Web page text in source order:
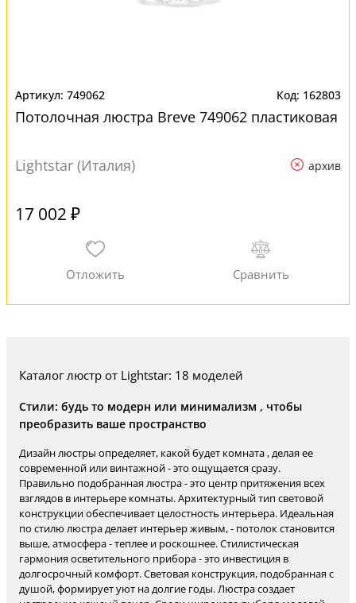
749062 162803
Потолочная люстра Breve 749062 пластиковая
Lightstar (Италия) архив
17 002 ₽
Каталог люстр от Lightstar: 18 моделей
Стили: будь то модерн или минимализм , чтобы
преобразить ваше пространство
Дизайн люстры определяет, какой будет комната , делая ее
современной или винтажной - это ощущается сразу.
Правильно подобранная люстра - это центр притяжения всех
взглядов в интерьере комнаты. Архитектурный тип световой
конструкции обеспечивает целостность интерьера. Идеальная
по стилю люстра делает интерьер живым, - потолок становится
выше, атмосфера - теплее и роскошнее. Стилистическая
гармония осветительного прибора - это инвестиция в
долгосрочный комфорт. Световая конструкция, подобранная с
душой, формирует уют на долгие годы. Люстра создает